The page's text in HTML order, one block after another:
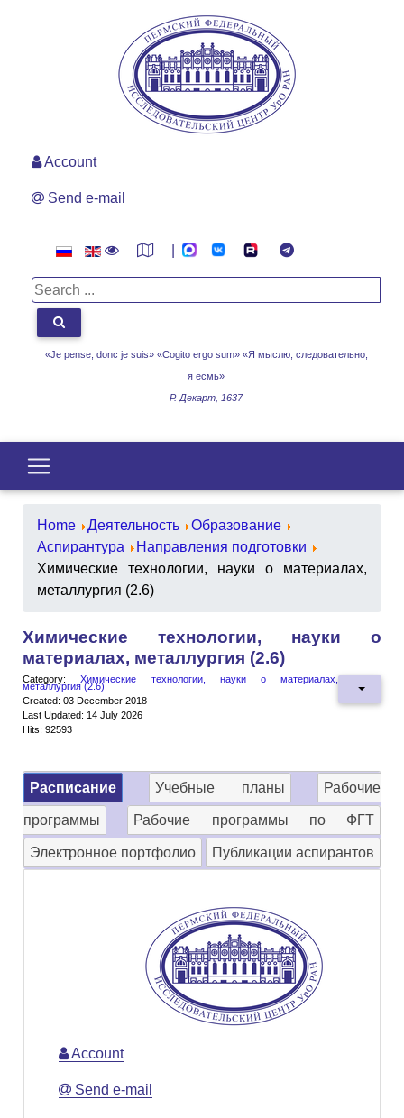
«Je pense, donc je suis» «Cogito ergo sum» «Я мыслю, следовательно,
я есмь»
Р. Декарт, 1637
Account
Send e-mail
Home Деятельность
Образование
Аспирантура
Направления подготовки
Химические технологии, науки о материалах,
металлургия (2.6)
Химические технологии, науки о
материалах, металлургия (2.6)
Category:Химические технологии, науки о материалах,
металлургия (2.6)
Created: 03 December 2018
Last Updated: 14 July 2026
Hits: 92593
Расписание Учебные планы Рабочие
программы Рабочие программы по ФГТ
Электронное портфолио Публикации аспирантов
Account
Send e-mail